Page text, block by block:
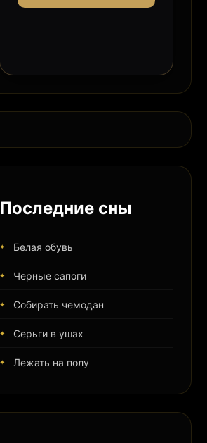
Последние сны
Белая обувь
Черные сапоги
Собирать чемодан
Серьги в ушах
Лежать на полу